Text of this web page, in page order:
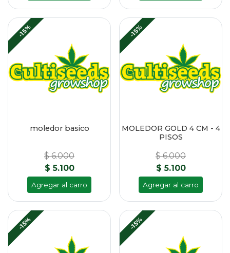
-15%
moledor basico
$ 6.000
$ 5.100
Agregar al carro
-15%
MOLEDOR GOLD 4 CM - 4
PISOS
$ 6.000
$ 5.100
Agregar al carro
-15% -15%